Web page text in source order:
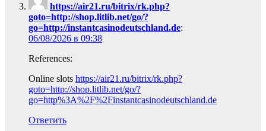
https://air21.ru/bitrix/rk.php?
goto=http://shop.litlib.net/go/?
go=http://instantcasinodeutschland.de:
06/08/2026 в 09:38
References:
Online slots https://air21.ru/bitrix/rk.php?
goto=http://shop.litlib.net/go/?
go=http%3A%2F%2Finstantcasinodeutschland.de
Ответить